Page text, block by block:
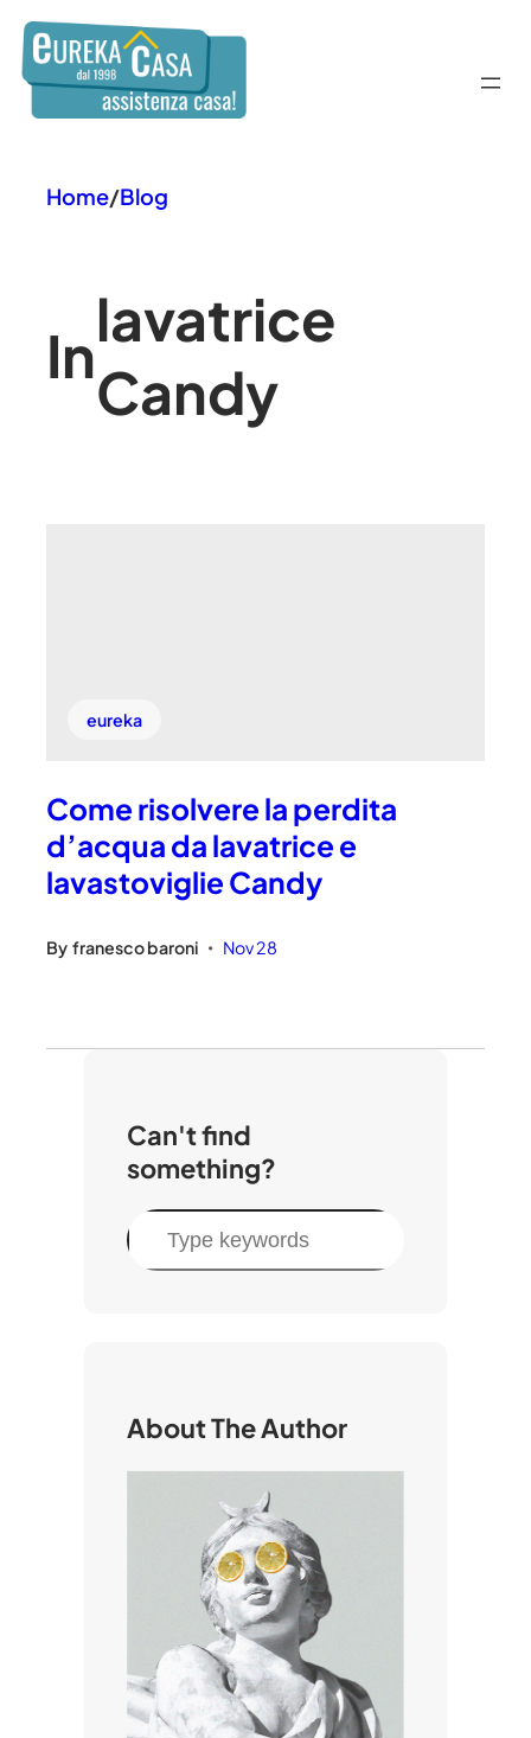
Vai
al
contenuto
Home/Blog
In
lavatrice
Candy
eureka
Come risolvere la perdita
d’acqua da lavatrice e
lavastoviglie Candy
By franesco baroni • Nov 28
Can't find
something?
C
e
About The Author